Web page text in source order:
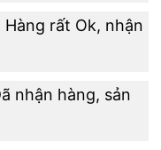
Hàng rất Ok, nhận
nhận hàng, sản